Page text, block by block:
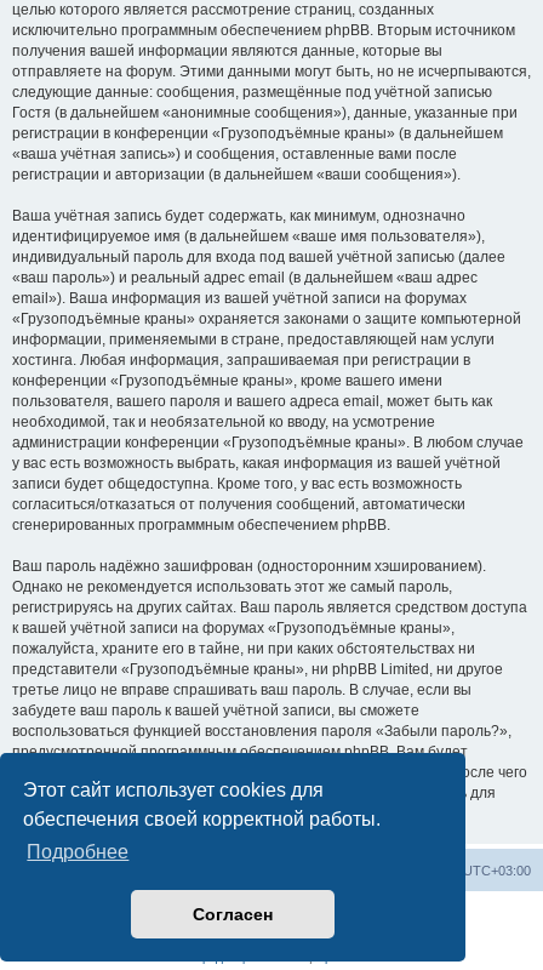
Этот сайт использует cookies для
обеспечения своей корректной работы.
Подробнее
Согласен
целью которого является рассмотрение страниц, созданных
исключительно программным обеспечением phpBB. Вторым источником
получения вашей информации являются данные, которые вы
отправляете на форум. Этими данными могут быть, но не исчерпываются,
следующие данные: сообщения, размещённые под учётной записью
Гостя (в дальнейшем «анонимные сообщения»), данные, указанные при
регистрации в конференции «Грузоподъёмные краны» (в дальнейшем
«ваша учётная запись») и сообщения, оставленные вами после
регистрации и авторизации (в дальнейшем «ваши сообщения»).
Ваша учётная запись будет содержать, как минимум, однозначно
идентифицируемое имя (в дальнейшем «ваше имя пользователя»),
индивидуальный пароль для входа под вашей учётной записью (далее
«ваш пароль») и реальный адрес email (в дальнейшем «ваш адрес
email»). Ваша информация из вашей учётной записи на форумах
«Грузоподъёмные краны» охраняется законами о защите компьютерной
информации, применяемыми в стране, предоставляющей нам услуги
хостинга. Любая информация, запрашиваемая при регистрации в
конференции «Грузоподъёмные краны», кроме вашего имени
пользователя, вашего пароля и вашего адреса email, может быть как
необходимой, так и необязательной ко вводу, на усмотрение
администрации конференции «Грузоподъёмные краны». В любом случае
у вас есть возможность выбрать, какая информация из вашей учётной
записи будет общедоступна. Кроме того, у вас есть возможность
согласиться/отказаться от получения сообщений, автоматически
сгенерированных программным обеспечением phpBB.
Ваш пароль надёжно зашифрован (односторонним хэшированием).
Однако не рекомендуется использовать этот же самый пароль,
регистрируясь на других сайтах. Ваш пароль является средством доступа
к вашей учётной записи на форумах «Грузоподъёмные краны»,
пожалуйста, храните его в тайне, ни при каких обстоятельствах ни
представители «Грузоподъёмные краны», ни phpBB Limited, ни другое
третье лицо не вправе спрашивать ваш пароль. В случае, если вы
забудете ваш пароль к вашей учётной записи, вы сможете
воспользоваться функцией восстановления пароля «Забыли пароль?»,
предусмотренной программным обеспечением phpBB. Вам будет
необходимо ввести ваше имя пользователя и ваш адрес email, после чего
программное обеспечение phpBB сгенерирует вам новый пароль для
вашей учётной записи.
UTC+03:00
Создано на основеphpBB® Forum Software © phpBB Limited
Русская поддержка phpBB